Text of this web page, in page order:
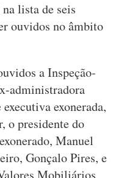
lista de seis
ouvidos no âmbito
a Inspeção-
administradora
exonerada,
o presidente do
Manuel
Gonçalo Pires, e
Mobiliários